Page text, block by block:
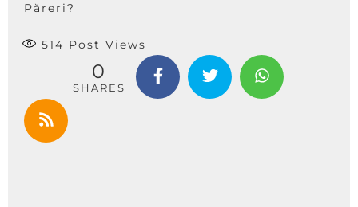
Păreri?
514 Post Views
0
SHARES